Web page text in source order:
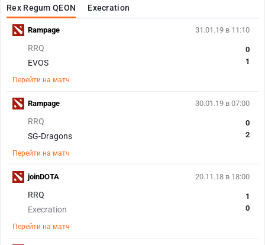
Rex Regum QEON Execration
31.01.19 в 11:10
RRQ
EVOS
0
1
Перейти на матч
Rampage
30.01.19 в 07:00
RRQ
SG-Dragons
0
2
Перейти на матч
Rampage
20.11.18 в 18:00
RRQ
Execration
1
0
Перейти на матч
joinDOTA